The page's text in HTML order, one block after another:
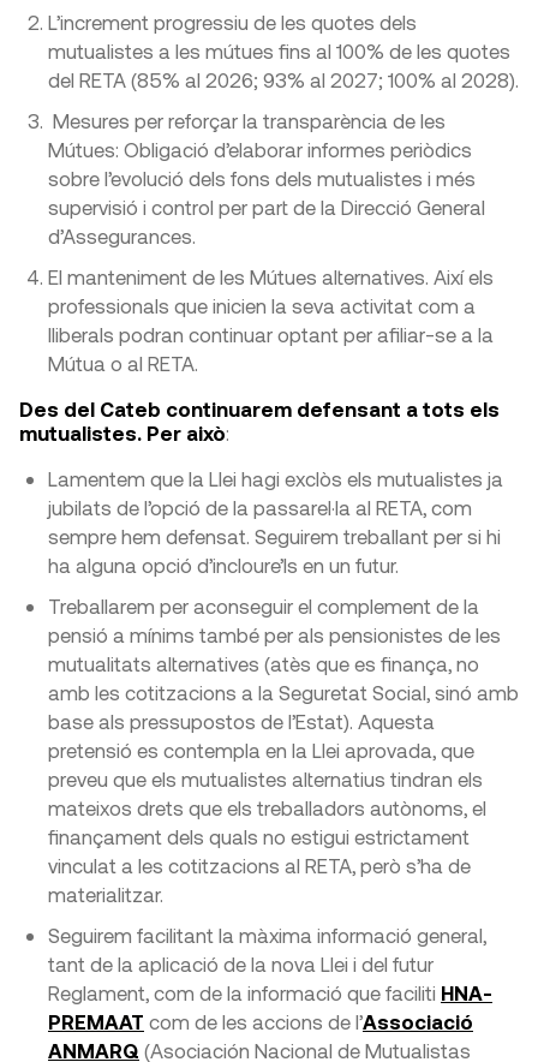
L’increment progressiu de les quotes dels
mutualistes a les mútues fins al 100% de les quotes
del RETA (85% al 2026; 93% al 2027; 100% al 2028).
Mesures per reforçar la transparència de les
Mútues: Obligació d’elaborar informes periòdics
sobre l’evolució dels fons dels mutualistes i més
supervisió i control per part de la Direcció General
d’Assegurances.
El manteniment de les Mútues alternatives. Així els
professionals que inicien la seva activitat com a
lliberals podran continuar optant per afiliar-se a la
Mútua o al RETA.
Des del Cateb continuarem defensant a tots els
mutualistes. Per això:
Lamentem que la Llei hagi exclòs els mutualistes ja
jubilats de l’opció de la passarel·la al RETA, com
sempre hem defensat. Seguirem treballant per si hi
ha alguna opció d’incloure’ls en un futur.
Treballarem per aconseguir el complement de la
pensió a mínims també per als pensionistes de les
mutualitats alternatives (atès que es finança, no
amb les cotitzacions a la Seguretat Social, sinó amb
base als pressupostos de l’Estat). Aquesta
pretensió es contempla en la Llei aprovada, que
preveu que els mutualistes alternatius tindran els
mateixos drets que els treballadors autònoms, el
finançament dels quals no estigui estrictament
vinculat a les cotitzacions al RETA, però s’ha de
materialitzar.
Seguirem facilitant la màxima informació general,
tant de la aplicació de la nova Llei i del futur
Reglament, com de la informació que faciliti HNA-
PREMAAT com de les accions de l’Associació
ANMARQ (Asociación Nacional de Mutualistas